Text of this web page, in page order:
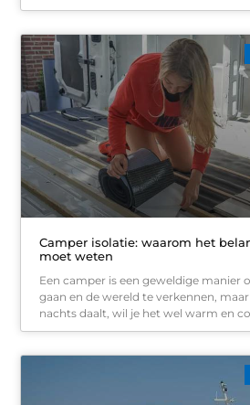
Camper isolatie: waarom het
moet weten
Een camper is een geweldige manier
gaan en de wereld te verkennen,
nachts daalt, wil je het wel warm en